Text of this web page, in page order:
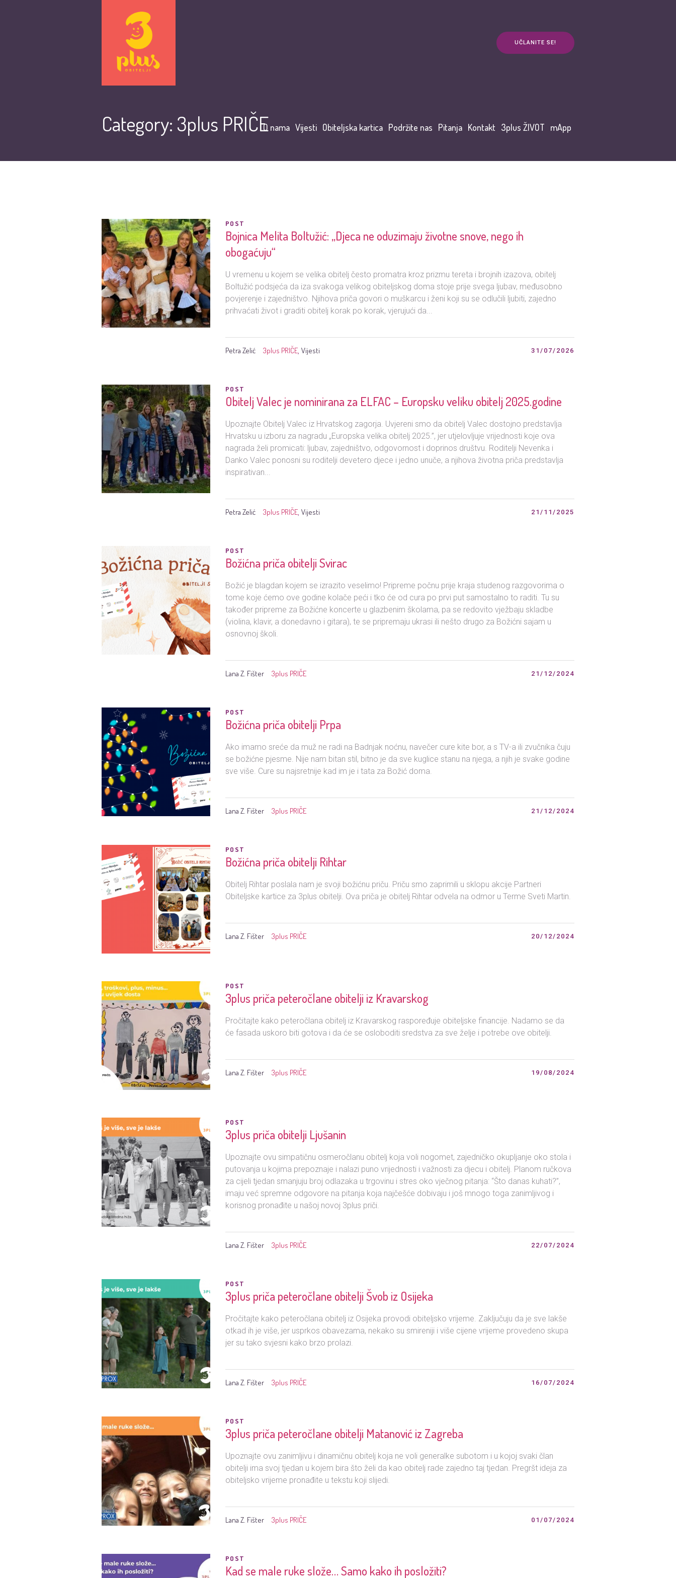
UČLANITE SE!
O nama Vijesti Obiteljska kartica Podržite nas Pitanja Kontakt 3plus ŽIVOT mApp
Category: 3plus PRIČE
POST
Bojnica Melita Boltužić: „Djeca ne oduzimaju životne snove, nego ih
obogaćuju“
U vremenu u kojem se velika obitelj često promatra kroz prizmu tereta i brojnih izazova, obitelj
Boltužić podsjeća da iza svakoga velikog obiteljskog doma stoje prije svega ljubav, međusobno
povjerenje i zajedništvo. Njihova priča govori o muškarcu i ženi koji su se odlučili ljubiti, zajedno
prihvaćati život i graditi obitelj korak po korak, vjerujući da...
Petra Zelić 3plus PRIČE,Vijesti 31/07/2026
POST
Obitelj Valec je nominirana za ELFAC – Europsku veliku obitelj 2025.godine
Upoznajte Obitelj Valec iz Hrvatskog zagorja. Uvjereni smo da obitelj Valec dostojno predstavlja
Hrvatsku u izboru za nagradu „Europska velika obitelj 2025.”, jer utjelovljuje vrijednosti koje ova
nagrada želi promicati: ljubav, zajedništvo, odgovornost i doprinos društvu. Roditelji Nevenka i
Danko Valec ponosni su roditelji devetero djece i jedno unuče, a njihova životna priča predstavlja
inspirativan...
Petra Zelić 3plus PRIČE,Vijesti 21/11/2025
POST
Božićna priča obitelji Svirac
Božić je blagdan kojem se izrazito veselimo! Pripreme počnu prije kraja studenog razgovorima o
tome koje ćemo ove godine kolače peći i tko će od cura po prvi put samostalno to raditi. Tu su
također pripreme za Božićne koncerte u glazbenim školama, pa se redovito vježbaju skladbe
(violina, klavir, a donedavno i gitara), te se pripremaju ukrasi ili nešto drugo za Božićni sajam u
osnovnoj školi.
Lana Z. Fišter 3plus PRIČE 21/12/2024
POST
Božićna priča obitelji Prpa
Ako imamo sreće da muž ne radi na Badnjak noćnu, navečer cure kite bor, a s TV-a ili zvučnika čuju
se božićne pjesme. Nije nam bitan stil, bitno je da sve kuglice stanu na njega, a njih je svake godine
sve više. Cure su najsretnije kad im je i tata za Božić doma.
Lana Z. Fišter 3plus PRIČE 21/12/2024
POST
Božićna priča obitelji Rihtar
Obitelj Rihtar poslala nam je svoji božićnu priču. Priču smo zaprimili u sklopu akcije Partneri
Obiteljske kartice za 3plus obitelji. Ova priča je obitelj Rihtar odvela na odmor u Terme Sveti Martin.
Lana Z. Fišter 3plus PRIČE 20/12/2024
POST
3plus priča peteročlane obitelji iz Kravarskog
Pročitajte kako peteročlana obitelj iz Kravarskog raspoređuje obiteljske financije. Nadamo se da
će fasada uskoro biti gotova i da će se osloboditi sredstva za sve želje i potrebe ove obitelji.
Lana Z. Fišter 3plus PRIČE 19/08/2024
POST
3plus priča obitelji Ljušanin
Upoznajte ovu simpatičnu osmeročlanu obitelj koja voli nogomet, zajedničko okupljanje oko stola i
putovanja u kojima prepoznaje i nalazi puno vrijednosti i važnosti za djecu i obitelj. Planom ručkova
za cijeli tjedan smanjuju broj odlazaka u trgovinu i stres oko vječnog pitanja: “Što danas kuhati?”,
imaju već spremne odgovore na pitanja koja najčešće dobivaju i još mnogo toga zanimljivog i
korisnog pronađite u našoj novoj 3plus priči.
Lana Z. Fišter 3plus PRIČE 22/07/2024
POST
3plus priča peteročlane obitelji Švob iz Osijeka
Pročitajte kako peteročlana obitelj iz Osijeka provodi obiteljsko vrijeme. Zaključuju da je sve lakše
otkad ih je više, jer usprkos obavezama, nekako su smireniji i više cijene vrijeme provedeno skupa
jer su tako svjesni kako brzo prolazi.
Lana Z. Fišter 3plus PRIČE 16/07/2024
POST
3plus priča peteročlane obitelji Matanović iz Zagreba
Upoznajte ovu zanimljivu i dinamičnu obitelj koja ne voli generalke subotom i u kojoj svaki član
obitelji ima svoj tjedan u kojem bira što želi da kao obitelj rade zajedno taj tjedan. Pregršt ideja za
obiteljsko vrijeme pronađite u tekstu koji slijedi.
Lana Z. Fišter 3plus PRIČE 01/07/2024
POST
Kad se male ruke slože… Samo kako ih posložiti?